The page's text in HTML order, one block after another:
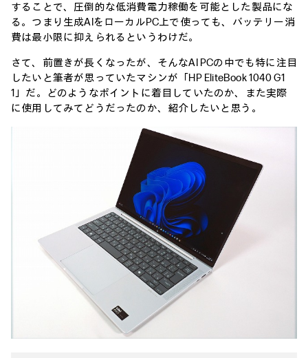
することで、圧倒的な低消費電力稼働を可能とした製品にな
る。つまり生成AIをローカルPC上で使っても、バッテリー消
費は最小限に抑えられるというわけだ。
さて、前置きが長くなったが、そんなAI PCの中でも特に注目
したいと筆者が思っていたマシンが「HP EliteBook 1040 G1
1」だ。どのようなポイントに着目していたのか、また実際
に使用してみてどうだったのか、紹介したいと思う。